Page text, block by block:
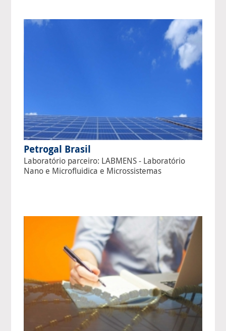
Petrogal Brasil
Laboratório parceiro: LABMENS - Laboratório
Nano e Microfluidica e Microssistemas